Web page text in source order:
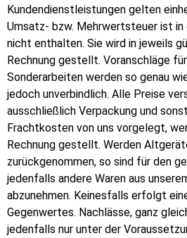
Kundendienstleistungen gelten
Umsatz- bzw. Mehrwertsteuer ist in
nicht enthalten. Sie wird in jeweils
Rechnung gestellt. Voranschläge
Sonderarbeiten werden so genau
jedoch unverbindlich. Alle Preise
ausschließlich Verpackung und
Frachtkosten von uns vorgelegt,
Rechnung gestellt. Werden
zurückgenommen, so sind für den
jedenfalls andere Waren aus
abzunehmen. Keinesfalls erfolgt
Gegenwertes. Nachlässe, ganz
jedenfalls nur unter der